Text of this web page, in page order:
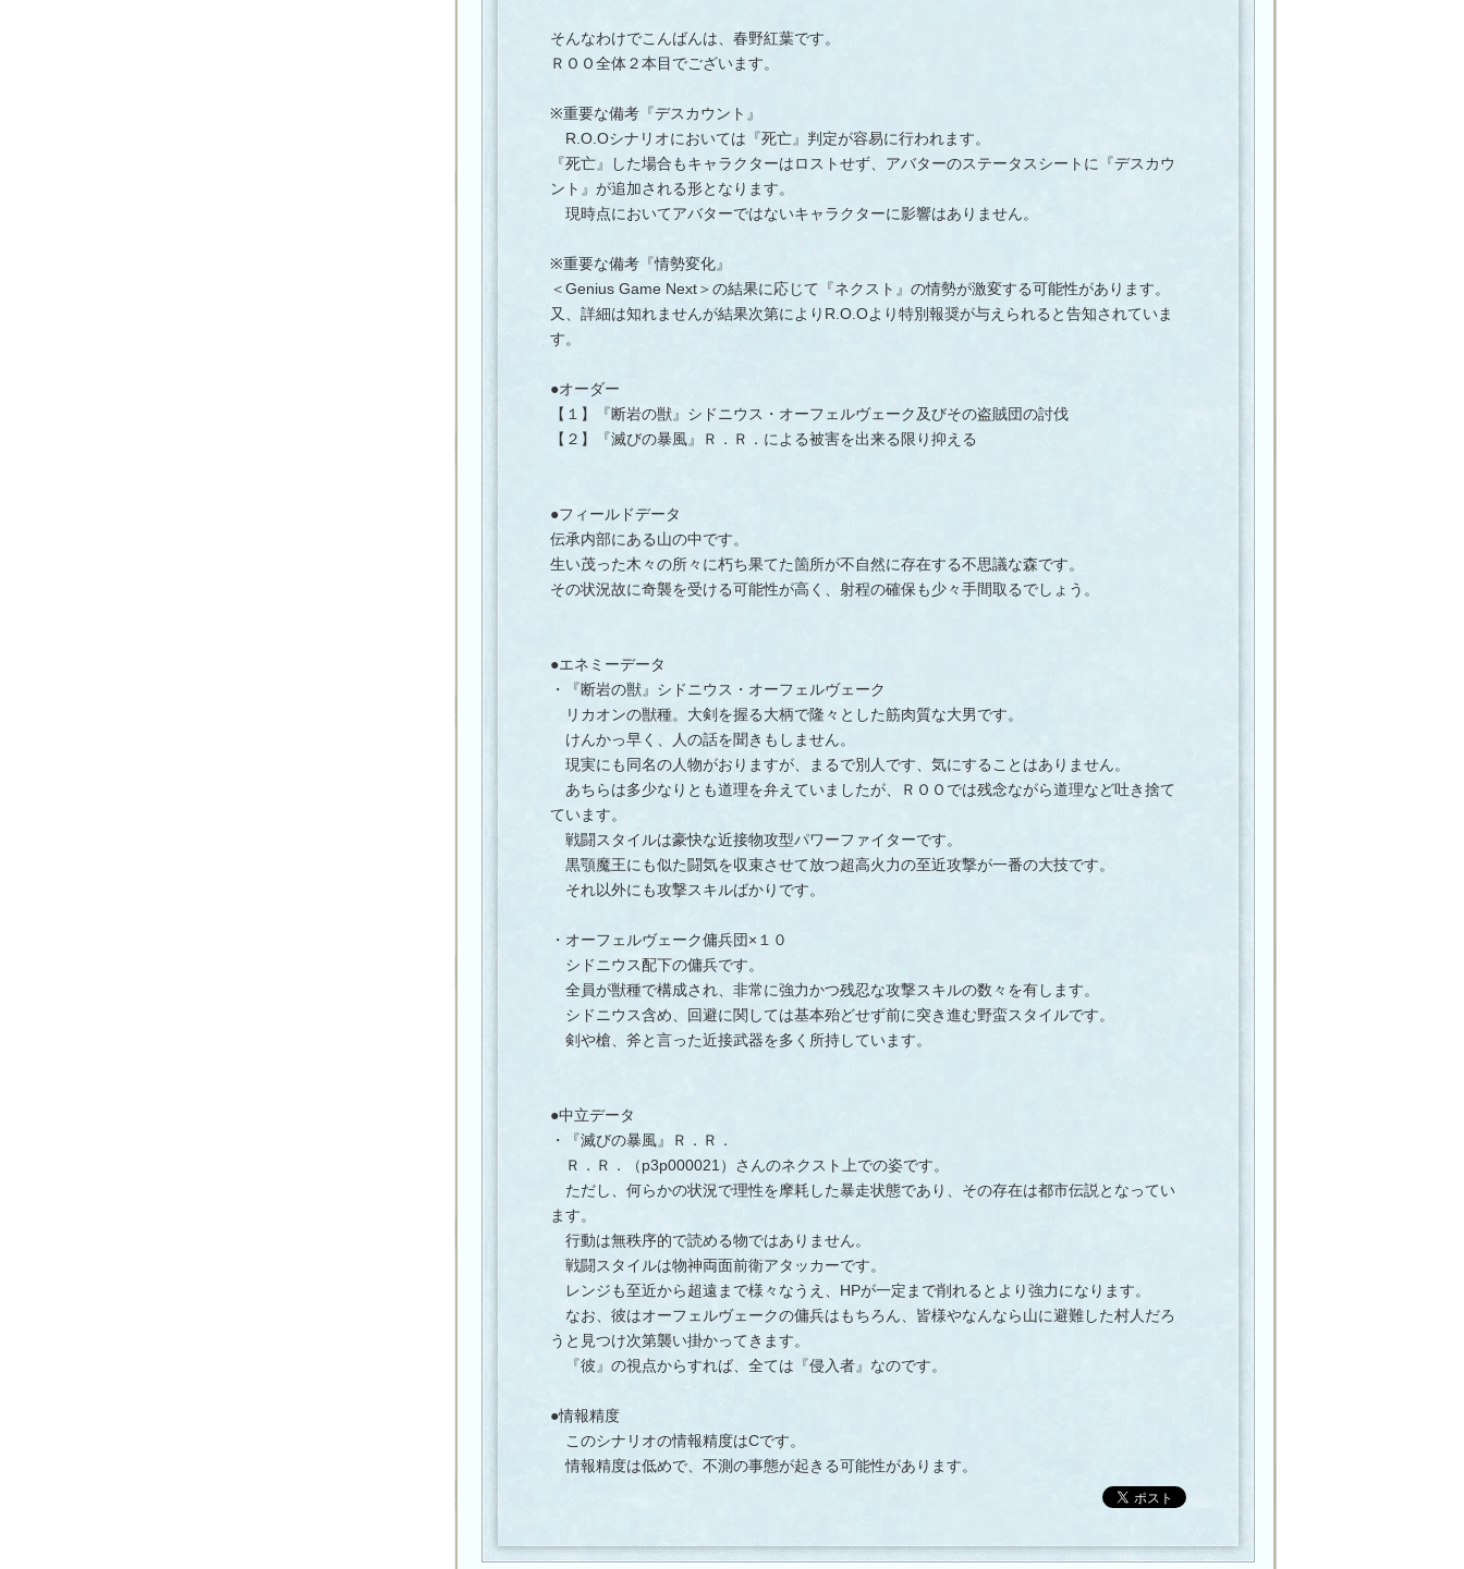
そんなわけでこんばんは、春野紅葉です。
ＲＯＯ全体２本目でございます。
※重要な備考『デスカウント』
R.O.Oシナリオにおいては『死亡』判定が容易に行われます。
『死亡』した場合もキャラクターはロストせず、アバターのステータスシートに『デスカウ
ント』が追加される形となります。
現時点においてアバターではないキャラクターに影響はありません。
※重要な備考『情勢変化』
＜Genius Game Next＞の結果に応じて『ネクスト』の情勢が激変する可能性があります。
又、詳細は知れませんが結果次第によりR.O.Oより特別報奨が与えられると告知されていま
す。
●オーダー
【１】『断岩の獣』シドニウス・オーフェルヴェーク及びその盗賊団の討伐
【２】『滅びの暴風』Ｒ．Ｒ．による被害を出来る限り抑える
●フィールドデータ
伝承内部にある山の中です。
生い茂った木々の所々に朽ち果てた箇所が不自然に存在する不思議な森です。
その状況故に奇襲を受ける可能性が高く、射程の確保も少々手間取るでしょう。
●エネミーデータ
・『断岩の獣』シドニウス・オーフェルヴェーク
リカオンの獣種。大剣を握る大柄で隆々とした筋肉質な大男です。
けんかっ早く、人の話を聞きもしません。
現実にも同名の人物がおりますが、まるで別人です、気にすることはありません。
あちらは多少なりとも道理を弁えていましたが、ＲＯＯでは残念ながら道理など吐き捨て
ています。
戦闘スタイルは豪快な近接物攻型パワーファイターです。
黒顎魔王にも似た闘気を収束させて放つ超高火力の至近攻撃が一番の大技です。
それ以外にも攻撃スキルばかりです。
・オーフェルヴェーク傭兵団×１０
シドニウス配下の傭兵です。
全員が獣種で構成され、非常に強力かつ残忍な攻撃スキルの数々を有します。
シドニウス含め、回避に関しては基本殆どせず前に突き進む野蛮スタイルです。
剣や槍、斧と言った近接武器を多く所持しています。
●中立データ
・『滅びの暴風』Ｒ．Ｒ．
Ｒ．Ｒ．（p3p000021）さんのネクスト上での姿です。
ただし、何らかの状況で理性を摩耗した暴走状態であり、その存在は都市伝説となってい
ます。
行動は無秩序的で読める物ではありません。
戦闘スタイルは物神両面前衛アタッカーです。
レンジも至近から超遠まで様々なうえ、HPが一定まで削れるとより強力になります。
なお、彼はオーフェルヴェークの傭兵はもちろん、皆様やなんなら山に避難した村人だろ
うと見つけ次第襲い掛かってきます。
『彼』の視点からすれば、全ては『侵入者』なのです。
●情報精度
このシナリオの情報精度はCです。
情報精度は低めで、不測の事態が起きる可能性があります。